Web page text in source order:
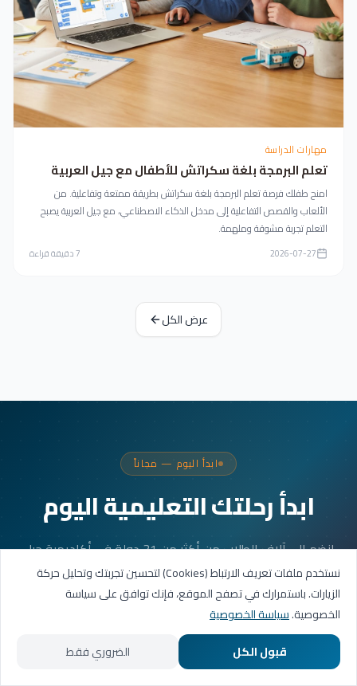
مهارات الدراسة
تعلم البرمجة بلغة سكراتش للأطفال مع جيل العربية
امنح طفلك فرصة تعلم البرمجة بلغة سكراتش بطريقة ممتعة وتفاعلية. من
الألعاب والقصص التفاعلية إلى مدخل الذكاء الاصطناعي، مع جيل العربية يصبح
التعلم تجربة مشوقة وملهمة.
2026-07-27
7دقيقة قراءة
عرض الكل
ابدأ اليوم — مجاناً
ابدأ رحلتك التعليمية اليوم
انضم إلى آلاف الطلاب من أكثر من 31 دولة في أكاديمية جيل
العربية. جلستك الأولى مجانية.
احجز حصتك التجريبية
تواصل عبر واتساب
الرئيسية المسارات التعليمية
نستخدم ملفات تعريف الارتباط (Cookies) لتحسين تجربتك وتحليل حركة
الزيارات. باستمرارك في تصفح الموقع، فإنك توافق على سياسة
الخصوصية.سياسة الخصوصية
قبول الكل
الضروري فقط